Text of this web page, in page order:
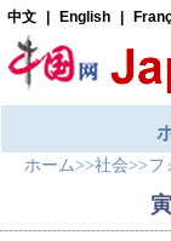
ホーム>>社会>>フ